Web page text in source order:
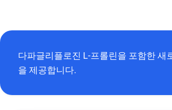
다파글리플로진 L-프롤린을 포함한 새
을 제공합니다.